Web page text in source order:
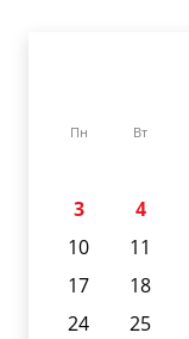
Пн Вт
3
4
10
11
17
18
24
25